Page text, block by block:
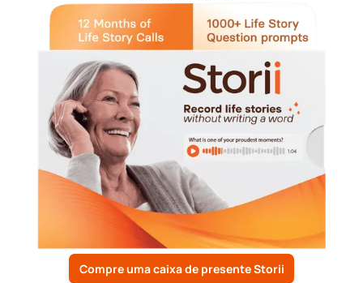
Compre uma caixa de presente Storii